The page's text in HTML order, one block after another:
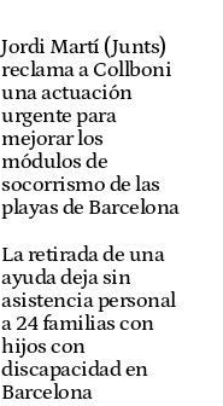
Jordi Martí (Junts)
reclama a Collboni
una actuación
urgente para
mejorar los
módulos de
socorrismo de las
playas de Barcelona
La retirada de una
ayuda deja sin
asistencia personal
a 24 familias con
hijos con
discapacidad en
Barcelona